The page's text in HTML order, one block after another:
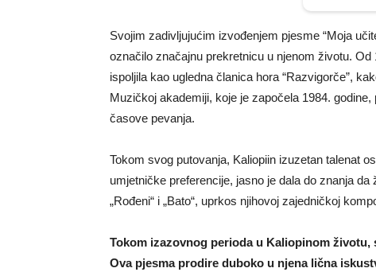
Svojim zadivljujućim izvođenjem pjesme “Moja
označilo značajnu prekretnicu u njenom životu.
ispoljila kao ugledna članica hora “Razvigorče”,
Muzičkoj akademiji, koje je započela 1984.
časove pevanja.
Tokom svog putovanja, Kaliopiin izuzetan talenat
umjetničke preferencije, jasno je dala do znanja
„Rođeni“ i „Bato“, uprkos njihovoj zajedničkoj
Tokom izazovnog perioda u Kaliopinom
Ova pjesma prodire duboko u njena lična